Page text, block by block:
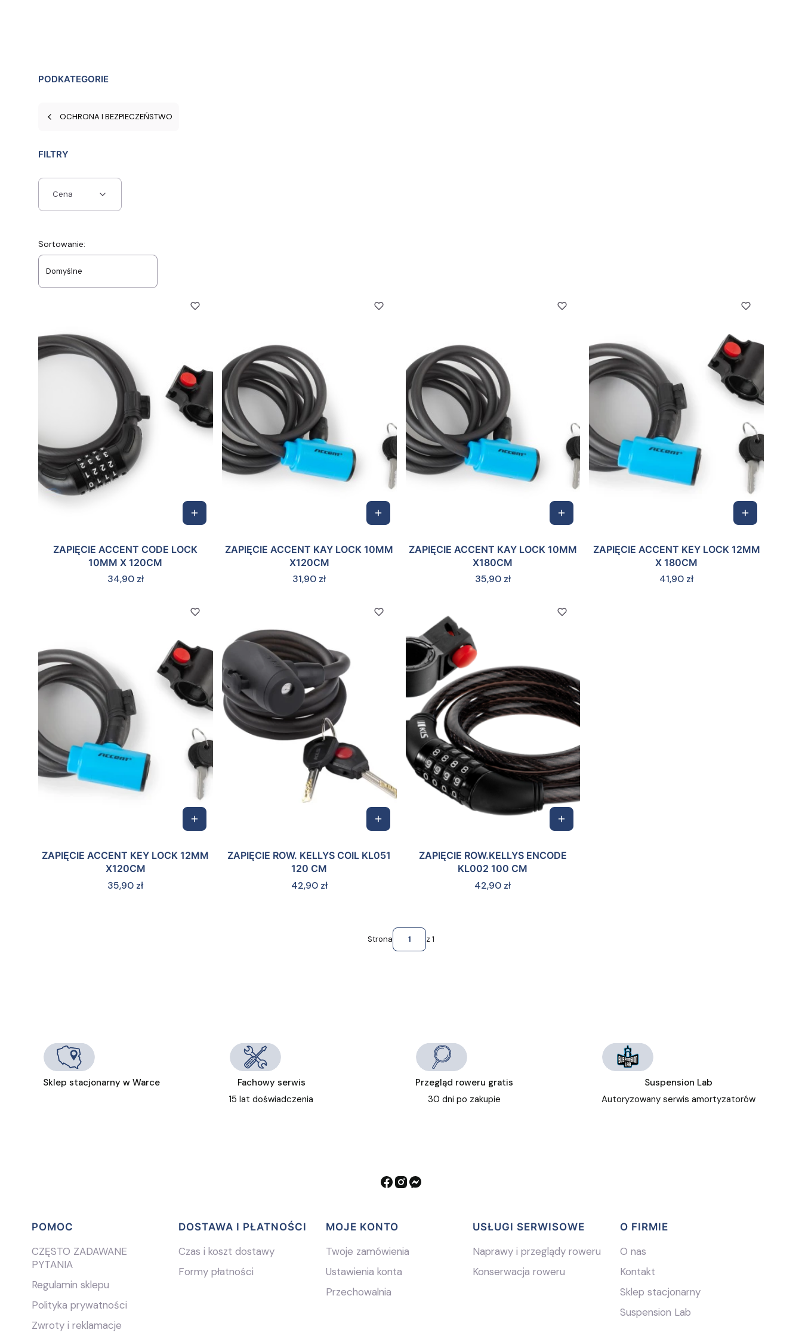
PODKATEGORIE
OCHRONA I BEZPIECZEŃSTWO
FILTRY
Cena
Lista produktów
Sortowanie:
Domyślne
ZAPIĘCIE ACCENT CODE LOCK
10MM X 120CM
Cena
34,90 zł
ZAPIĘCIE ACCENT KAY LOCK 10MM
X120CM
Cena
31,90 zł
ZAPIĘCIE ACCENT KAY LOCK 10MM
X180CM
Cena
35,90 zł
ZAPIĘCIE ACCENT KEY LOCK 12MM
X 180CM
Cena
41,90 zł
ZAPIĘCIE ACCENT KEY LOCK 12MM
X120CM
Cena
35,90 zł
ZAPIĘCIE ROW. KELLYS COIL KL051
120 CM
Cena
42,90 zł
ZAPIĘCIE ROW.KELLYS ENCODE
KL002 100 CM
Cena
42,90 zł
Strona z 1
Sklep stacjonarny w Warce
Fachowy serwis
15 lat doświadczenia
Przegląd roweru gratis
30 dni po zakupie
Suspension Lab
Autoryzowany serwis amortyzatorów
Linki w stopce
POMOC
CZĘSTO ZADAWANE
PYTANIA
Regulamin sklepu
Polityka prywatności
Zwroty i reklamacje
DOSTAWA I PŁATNOŚCI
Czas i koszt dostawy
Formy płatności
MOJE KONTO
Twoje zamówienia
Ustawienia konta
Przechowalnia
USŁUGI SERWISOWE
Naprawy i przeglądy roweru
Konserwacja roweru
O FIRMIE
O nas
Kontakt
Sklep stacjonarny
Suspension Lab